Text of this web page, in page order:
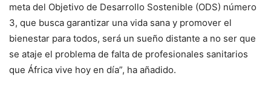
meta del Objetivo de Desarrollo Sostenible (ODS) número
3, que busca garantizar una vida sana y promover el
bienestar para todos, será un sueño distante a no ser que
se ataje el problema de falta de profesionales sanitarios
que África vive hoy en día”, ha añadido.